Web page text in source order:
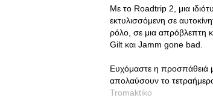
Με το Roadtrip 2, μια
εκτυλισσόμενη σε
ρόλο, σε μια απρόβλεπτη
Gilt και Jamm gone bad.
Ευχόμαστε η προσπάθειά
απολαύσουν το
Tromaktiko